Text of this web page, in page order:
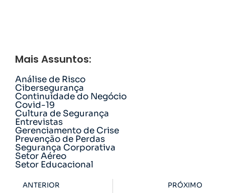
Mais Assuntos:
Análise de Risco
Cibersegurança
Continuidade do Negócio
Covid-19
Cultura de Segurança
Entrevistas
Gerenciamento de Crise
Prevenção de Perdas
Segurança Corporativa
Setor Aéreo
Setor Educacional
ANTERIOR PRÓXIMO